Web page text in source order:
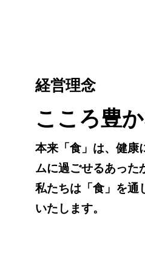
経営理念
こころ豊
本来「食」は、健康
ムに過ごせるあった
私たちは「食」を通
いたします。